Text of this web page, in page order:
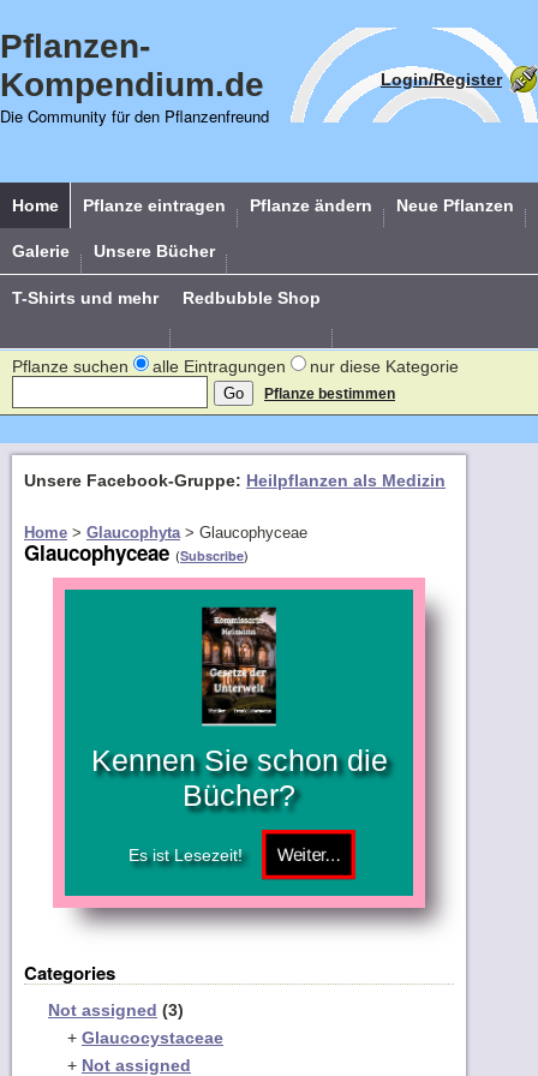
Login/Register
Pflanzen-
Kompendium.de
Die Community für den Pflanzenfreund
Home Pflanze eintragen Pflanze ändern Neue Pflanzen
Galerie Unsere Bücher
T-Shirts und mehr Redbubble Shop
Pflanze suchen alle Eintragungen nur diese Kategorie
Pflanze bestimmen
Unsere Facebook-Gruppe: Heilpflanzen als Medizin
Home > Glaucophyta > Glaucophyceae
Glaucophyceae (Subscribe)
Kennen Sie schon die
Bücher?
Es ist Lesezeit!
Categories
Not assigned (3)
+ Glaucocystaceae
+ Not assigned